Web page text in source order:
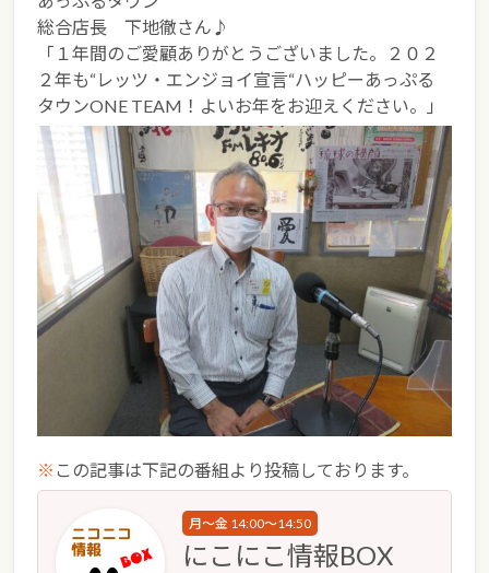
総合店長 下地徹さん♪
「１年間のご愛顧ありがとうございました。２０２
２年も“レッツ・エンジョイ宣言“ハッピーあっぷる
タウンONE TEAM！よいお年をお迎えください。」
※ この記事は下記の番組より投稿しております。
月～金 14:00～14:50
にこにこ情報BOX